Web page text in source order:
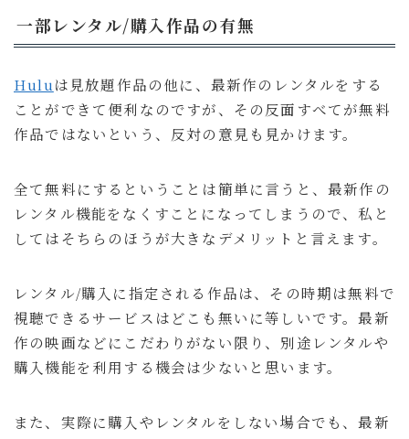
一部レンタル/購入作品の有無
Hulu は見放題作品の他に、最新作のレンタルをする
ことができて便利なのですが、その反面すべてが無料
作品ではないという、反対の意見も見かけます。
全て無料にするということは簡単に言うと、最新作の
レンタル機能をなくすことになってしまうので、私と
してはそちらのほうが大きなデメリットと言えます。
レンタル/購入に指定される作品は、その時期は無料で
視聴できるサービスはどこも無いに等しいです。最新
作の映画などにこだわりがない限り、別途レンタルや
購入機能を利用する機会は少ないと思います。
また、実際に購入やレンタルをしない場合でも、最新